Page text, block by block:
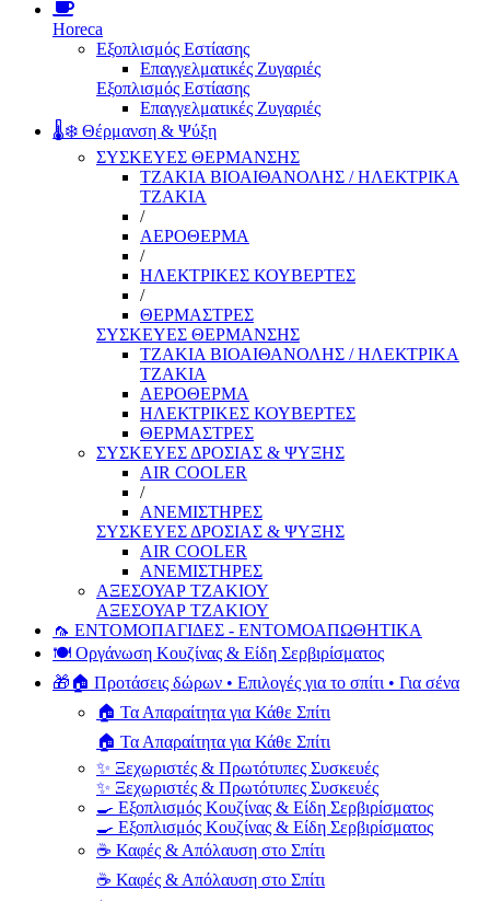
Horeca
Εξοπλισμός Εστίασης
Επαγγελματικές Ζυγαριές
Εξοπλισμός Εστίασης
Επαγγελματικές Ζυγαριές
🌡️❄️ Θέρμανση & Ψύξη
ΣΥΣΚΕΥΕΣ ΘΕΡΜΑΝΣΗΣ
ΤΖΑΚΙΑ ΒΙΟΑΙΘΑΝΟΛΗΣ / ΗΛΕΚΤΡΙΚΑ
ΤΖΑΚΙΑ
/
ΑΕΡΟΘΕΡΜΑ
/
ΗΛΕΚΤΡΙΚΕΣ ΚΟΥΒΕΡΤΕΣ
/
ΘΕΡΜΑΣΤΡΕΣ
ΣΥΣΚΕΥΕΣ ΘΕΡΜΑΝΣΗΣ
ΤΖΑΚΙΑ ΒΙΟΑΙΘΑΝΟΛΗΣ / ΗΛΕΚΤΡΙΚΑ
ΤΖΑΚΙΑ
ΑΕΡΟΘΕΡΜΑ
ΗΛΕΚΤΡΙΚΕΣ ΚΟΥΒΕΡΤΕΣ
ΘΕΡΜΑΣΤΡΕΣ
ΣΥΣΚΕΥΕΣ ΔΡΟΣΙΑΣ & ΨΥΞΗΣ
AIR COOLER
/
ΑΝΕΜΙΣΤΗΡΕΣ
ΣΥΣΚΕΥΕΣ ΔΡΟΣΙΑΣ & ΨΥΞΗΣ
AIR COOLER
ΑΝΕΜΙΣΤΗΡΕΣ
ΑΞΕΣΟΥΑΡ ΤΖΑΚΙΟΥ
ΑΞΕΣΟΥΑΡ ΤΖΑΚΙΟΥ
🦟 ΕΝΤΟΜΟΠΑΓΙΔΕΣ - ΕΝΤΟΜΟΑΠΩΘΗΤΙΚΑ
🍽️ Οργάνωση Κουζίνας & Είδη Σερβιρίσματος
🎁🏠 Προτάσεις δώρων • Επιλογές για το σπίτι • Για σένα
🏠 Τα Απαραίτητα για Κάθε Σπίτι
🏠 Τα Απαραίτητα για Κάθε Σπίτι
✨ Ξεχωριστές & Πρωτότυπες Συσκευές
✨ Ξεχωριστές & Πρωτότυπες Συσκευές
🍳 Εξοπλισμός Κουζίνας & Είδη Σερβιρίσματος
🍳 Εξοπλισμός Κουζίνας & Είδη Σερβιρίσματος
☕ Καφές & Απόλαυση στο Σπίτι
☕ Καφές & Απόλαυση στο Σπίτι